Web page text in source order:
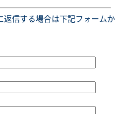
返信する場合は下記フォームか